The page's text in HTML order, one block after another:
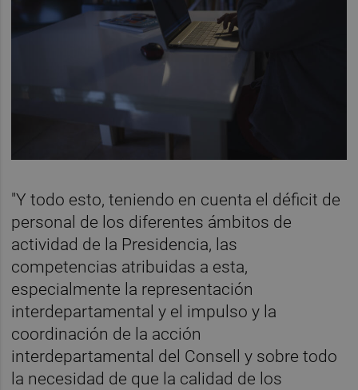
"Y todo esto, teniendo en cuenta el déficit de
personal de los diferentes ámbitos de
actividad de la Presidencia, las
competencias atribuidas a esta,
especialmente la representación
interdepartamental y el impulso y la
coordinación de la acción
interdepartamental del Consell y sobre todo
la necesidad de que la calidad de los